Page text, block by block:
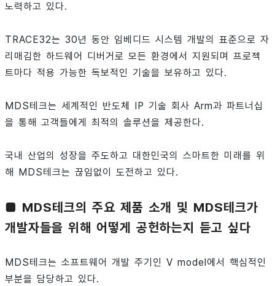
노력하고 있다.
TRACE32는 30년 동안 임베디드 시스템 개발의 표준으로 자
리매김한 하드웨어 디버거로 모든 환경에서 지원되며 프로젝
트마다 적용 가능한 독보적인 기술을 보유하고 있다.
MDS테크는 세계적인 반도체 IP 기술 회사 Arm과 파트너십
을 통해 고객들에게 최적의 솔루션을 제공한다.
국내 산업의 성장을 주도하고 대한민국의 스마트한 미래를 위
해 MDS테크는 끊임없이 도전하고 있다.
■ MDS테크의 주요 제품 소개 및 MDS테크가
개발자들을 위해 어떻게 공헌하는지 듣고 싶다
MDS테크는 소프트웨어 개발 주기인 V model에서 핵심적인
부분을 담당하고 있다.